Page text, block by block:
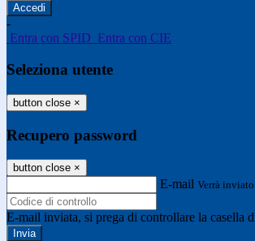
-
Entra con SPID Entra con CIE
Seleziona utente
button close ×
Recupero password
button close ×
E-mail Verrà
E-mail inviata, si prega di controllare la casella